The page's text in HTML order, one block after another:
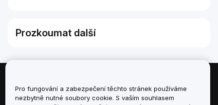
Prozkoumat další
Informace
Pro fungování a zabezpečení těchto stránek používáme
nezbytně nutné soubory cookie. S vaším souhlasem